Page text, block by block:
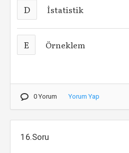
D İstatistik
E Örneklem
0 Yorum Yorum Yap
16.Soru